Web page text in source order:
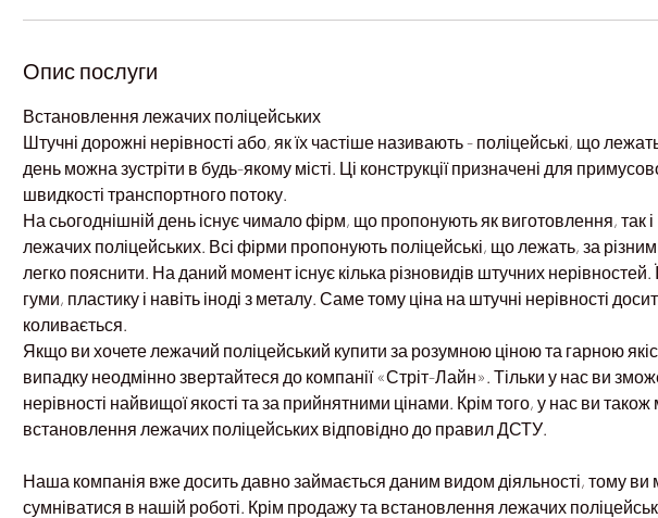
Опис послуги
Встановлення лежачих поліцейських
Штучні дорожні нерівності або, як їх частіше називають - поліцейські, що
день можна зустріти в будь-якому місті. Ці конструкції призначені для
швидкості транспортного потоку.
На сьогоднішній день існує чимало фірм, що пропонують як виготовлення, так
лежачих поліцейських. Всі фірми пропонують поліцейські, що лежать, за
легко пояснити. На даний момент існує кілька різновидів штучних нерівностей.
гуми, пластику і навіть іноді з металу. Саме тому ціна на штучні нерівності
коливається.
Якщо ви хочете лежачий поліцейський купити за розумною ціною та гарною
випадку неодмінно звертайтеся до компанії «Стріт-Лайн». Тільки у нас ви
нерівності найвищої якості та за прийнятними цінами. Крім того, у нас ви
встановлення лежачих поліцейських відповідно до правил ДСТУ.
Наша компанія вже досить давно займається даним видом діяльності, тому ви
сумніватися в нашій роботі. Крім продажу та встановлення лежачих